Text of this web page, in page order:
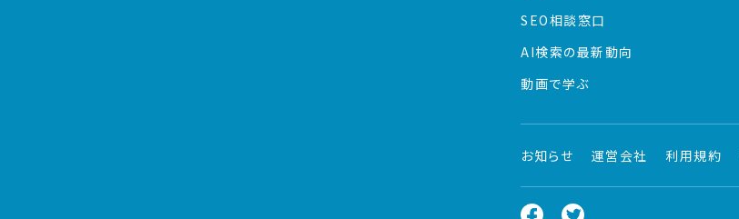
SEO相談窓口
AI検索の最新動向
動画で学ぶ
お知らせ 運営会社 利用規約